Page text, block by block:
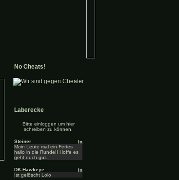
No Cheats!
Laberecke
Bitte einloggen um hier
schreiben zu können.
Steiner
Moin Leute mal ein Fettes
hallo in die Runde!! Hoffe es
geht euch gut.
DK-Hawkeye
Ist gelöscht Lolo